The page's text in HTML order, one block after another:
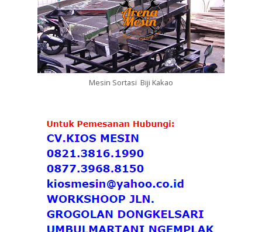
Mesin Sortasi Biji Kakao